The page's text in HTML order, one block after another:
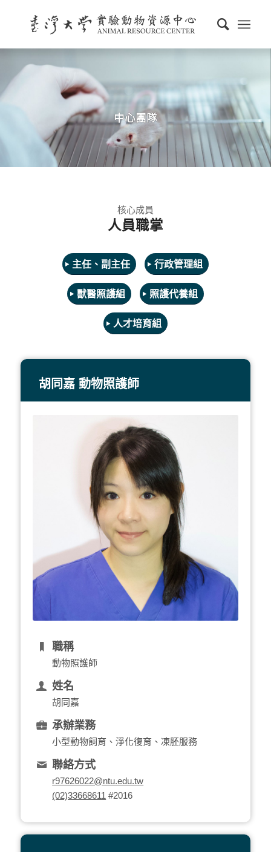
中心團隊
核心成員
人員職掌
主任、副主任 行政管理組
獸醫照護組 照護代養組
人才培育組
胡同嘉 動物照護師
職稱
動物照護師
姓名
胡同嘉
承辦業務
小型動物飼育、淨化復育、凍胚服務
聯絡方式
r97626022@ntu.edu.tw
(02)33668611 #2016